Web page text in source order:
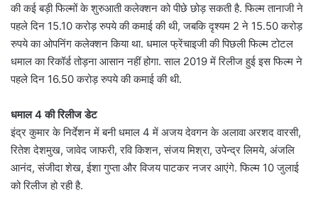
की कई बड़ी फिल्मों के शुरुआती कलेक्शन को पीछे छोड़ सकती है. फिल्म तानाजी ने
पहले दिन 15.10 करोड़ रुपये की कमाई की थी, जबकि दृश्यम 2 ने 15.50 करोड़
रुपये का ओपनिंग कलेक्शन किया था. धमाल फ्रेंचाइजी की पिछली फिल्म टोटल
धमाल का रिकॉर्ड तोड़ना आसान नहीं होगा. साल 2019 में रिलीज हुई इस फिल्म ने
पहले दिन 16.50 करोड़ रुपये की कमाई की थी.
धमाल 4 की रिलीज डेट
इंद्र कुमार के निर्देशन में बनी धमाल 4 में अजय देवगन के अलावा अरशद वारसी,
रितेश देशमुख, जावेद जाफरी, रवि किशन, संजय मिश्रा, उपेन्द्र लिमये, अंजलि
आनंद, संजीदा शेख, ईशा गुप्ता और विजय पाटकर नजर आएंगे. फिल्म 10 जुलाई
को रिलीज हो रही है.